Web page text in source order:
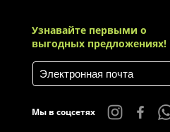
Избранное